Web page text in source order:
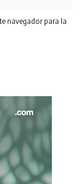
navegador para la